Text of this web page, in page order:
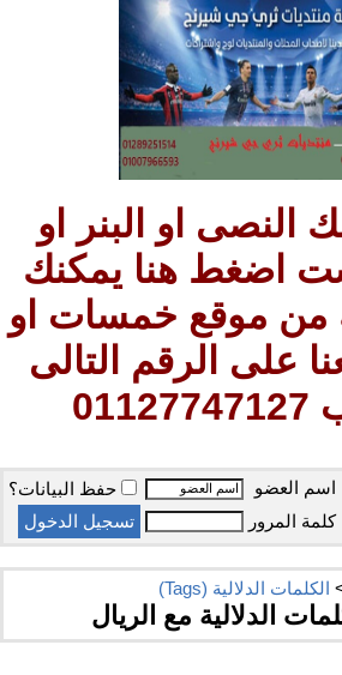
النصى او البنر او
اضغط هنا يمكنك
من موقع خمسات او
على الرقم التالى
اسم العضو
حفظ البيانات؟
كلمة المرور
الكلمات الدلالية (Tags)
الدلالية مع الريال